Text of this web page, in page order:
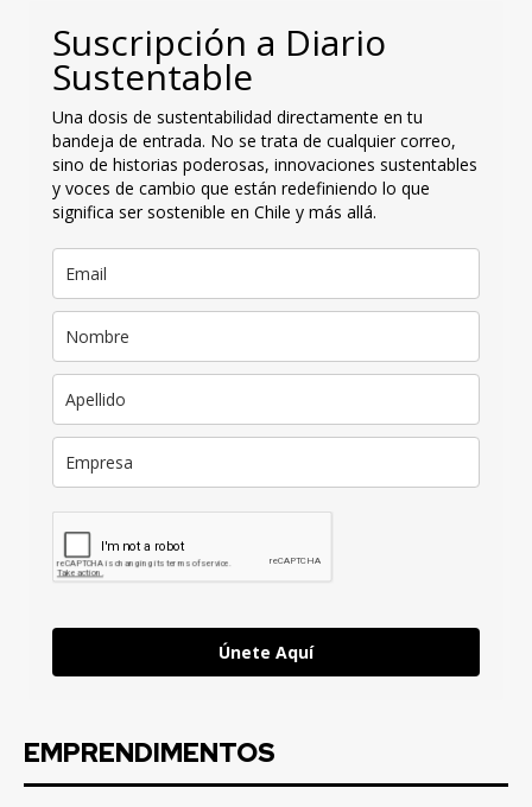
Suscripción a Diario
Sustentable
Una dosis de sustentabilidad directamente en tu
bandeja de entrada. No se trata de cualquier correo,
sino de historias poderosas, innovaciones sustentables
y voces de cambio que están redefiniendo lo que
significa ser sostenible en Chile y más allá.
Únete Aquí
EMPRENDIMENTOS